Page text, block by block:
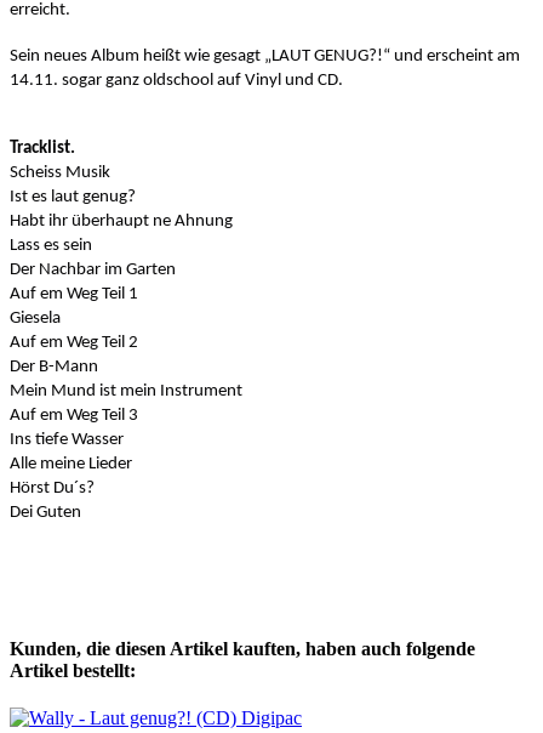
erreicht.
Sein neues Album heißt wie gesagt „LAUT GENUG?!“ und erscheint am
14.11. sogar ganz oldschool auf Vinyl und CD.
Tracklist.
Scheiss Musik
Ist es laut genug?
Habt ihr überhaupt ne Ahnung
Lass es sein
Der Nachbar im Garten
Auf em Weg Teil 1
Giesela
Auf em Weg Teil 2
Der B-Mann
Mein Mund ist mein Instrument
Auf em Weg Teil 3
Ins tiefe Wasser
Alle meine Lieder
Hörst Du´s?
Dei Guten
Kunden, die diesen Artikel kauften, haben auch folgende
Artikel bestellt: